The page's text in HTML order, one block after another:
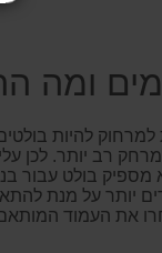
ומה
למרחוק להיות
רב יותר.
מספיק בולט
יותר על מנת
את העמוד